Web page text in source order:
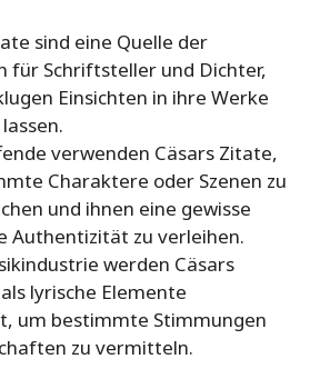
sind eine Quelle der
für Schriftsteller und Dichter,
Einsichten in ihre Werke
verwenden Cäsars Zitate,
Charaktere oder Szenen zu
und ihnen eine gewisse
Authentizität zu verleihen.
werden Cäsars
lyrische Elemente
um bestimmte Stimmungen
zu vermitteln.